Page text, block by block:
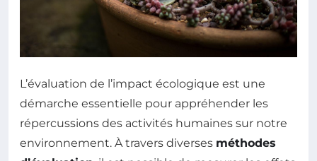
L’évaluation de l’impact écologique est une
démarche essentielle pour appréhender les
répercussions des activités humaines sur notre
environnement. À travers diverses méthodes